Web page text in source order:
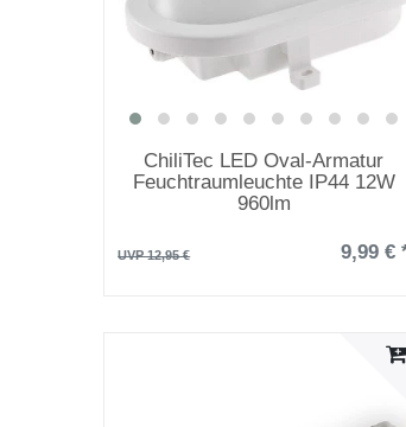
ChiliTec LED Oval-Armatur
Feuchtraumleuchte IP44 12W
960lm
UVP 12,95 € 9,99 €